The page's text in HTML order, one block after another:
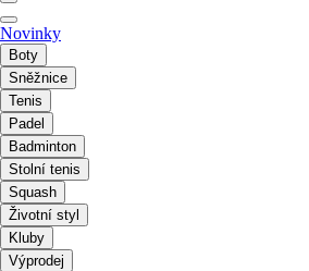
Novinky
Boty
Sněžnice
Tenis
Padel
Badminton
Stolní tenis
Squash
Životní styl
Kluby
Výprodej